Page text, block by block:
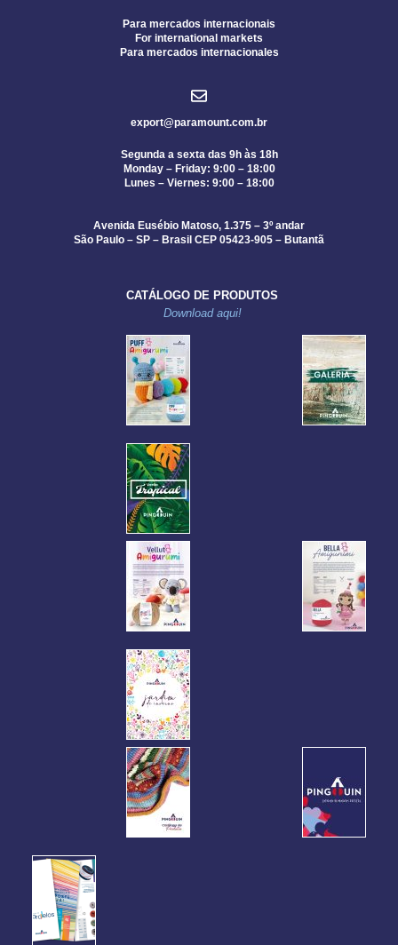
Para mercados internacionais
For international markets
Para mercados internacionales
export@paramount.com.br
Segunda a sexta das 9h às 18h
Monday – Friday: 9:00 – 18:00
Lunes – Viernes: 9:00 – 18:00
Avenida Eusébio Matoso, 1.375 – 3º andar
São Paulo – SP – Brasil CEP 05423-905 – Butantã
CATÁLOGO DE PRODUTOS
Download aqui!